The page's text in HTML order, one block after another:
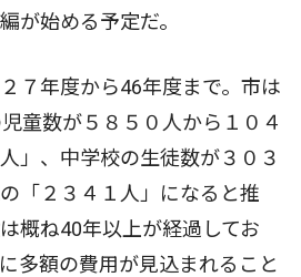
が始める予定だ。
７年度から46年度まで。市は
童数が５８５０人から１０４
」、中学校の生徒数が３０３
「２３４１人」になると推
概ね40年以上が経過してお
多額の費用が見込まれること